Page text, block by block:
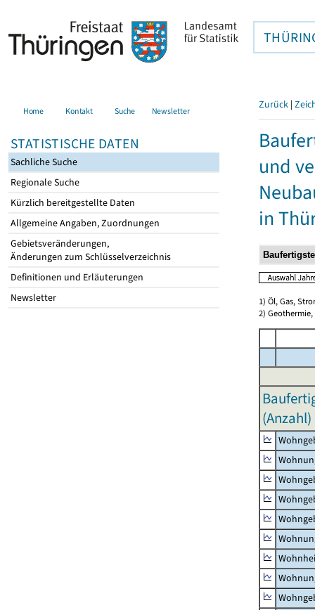
Home Kontakt Suche Newsletter
STATISTISCHE DATEN
Sachliche Suche
Regionale Suche
Kürzlich bereitgestellte Daten
Allgemeine Angaben, Zuordnungen
Gebietsveränderungen,
Änderungen zum Schlüsselverzeichnis
Definitionen und Erläuterungen
Newsletter
Zurück |
und
in
1) Öl, Gas,
2)
(Anzahl)